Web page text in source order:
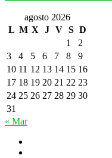
agosto 2026
L M X J V S D
1
2
3
4 5 6 7 8
9
10 11 12 13 14 15 16
17 18 19 20 21 22 23
24 25 26 27 28 29 30
31
« Mar